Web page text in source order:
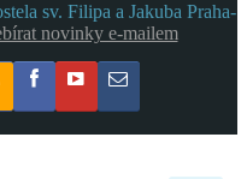
sv. Filipa a Jakuba Praha-
novinky e-mailem